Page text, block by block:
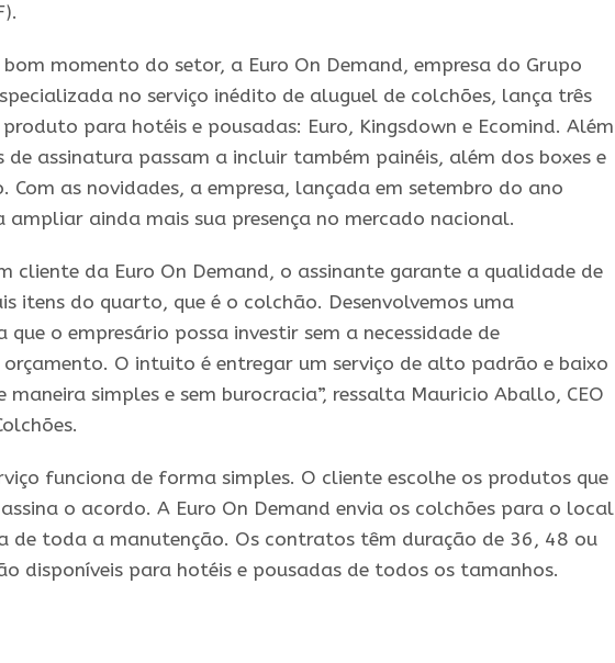
momento do setor, a Euro On Demand, empresa do Grupo
no serviço inédito de aluguel de colchões, lança três
para hotéis e pousadas: Euro, Kingsdown e Ecomind. Além
de assinatura passam a incluir também painéis, além dos boxes e
Com as novidades, a empresa, lançada em setembro do ano
ampliar ainda mais sua presença no mercado nacional.
cliente da Euro On Demand, o assinante garante a qualidade de
itens do quarto, que é o colchão. Desenvolvemos uma
o empresário possa investir sem a necessidade de
O intuito é entregar um serviço de alto padrão e baixo
maneira simples e sem burocracia”, ressalta Mauricio Aballo, CEO
funciona de forma simples. O cliente escolhe os produtos que
o acordo. A Euro On Demand envia os colchões para o local
de toda a manutenção. Os contratos têm duração de 36, 48 ou
disponíveis para hotéis e pousadas de todos os tamanhos.